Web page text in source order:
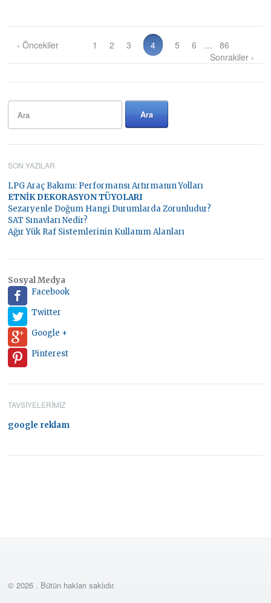
‹ Öncekiler 1 2 3 4 5 6 …
86
Sonrakiler ›
SON YAZILAR
LPG Araç Bakımı: Performansı Artırmanın Yolları
ETNİK DEKORASYON TÜYOLARI
Sezaryenle Doğum Hangi Durumlarda Zorunludur?
SAT Sınavları Nedir?
Ağır Yük Raf Sistemlerinin Kullanım Alanları
Sosyal Medya
Facebook
Twitter
Google +
Pinterest
TAVSIYELERIMIZ
google reklam
© 2026 . Bütün hakları saklıdır.